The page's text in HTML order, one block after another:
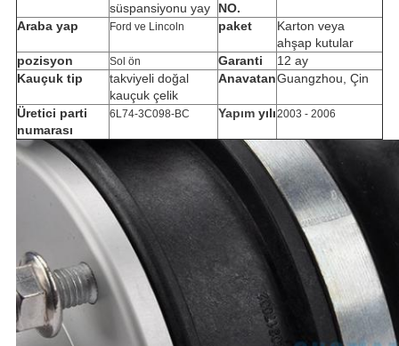
süspansiyonu yay
NO.
Araba yap Ford ve Lincoln paket
Karton veya
ahşap kutular
pozisyon
Sol ön Garanti
12 ay
Kauçuk tip
takviyeli doğal
kauçuk çelik
AnavatanGuangzhou, Çin
Üretici parti
numarası
6L74-3C098-BC Yapımyılı2003 - 2006